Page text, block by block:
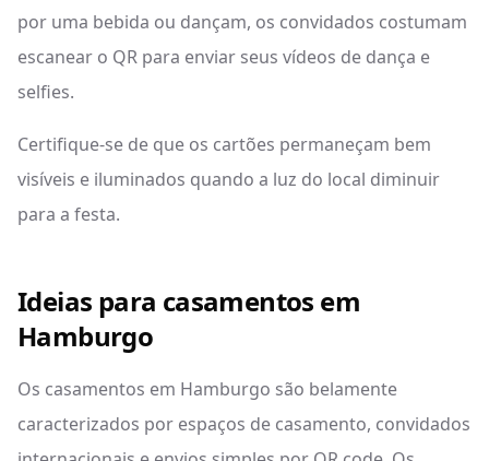
por uma bebida ou dançam, os convidados costumam
escanear o QR para enviar seus vídeos de dança e
selfies.
Certifique-se de que os cartões permaneçam bem
visíveis e iluminados quando a luz do local diminuir
para a festa.
Ideias para casamentos em
Hamburgo
Os casamentos em Hamburgo são belamente
caracterizados por espaços de casamento, convidados